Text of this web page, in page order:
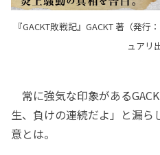
『GACKT敗戦記』GACKT 著（発行
ュアリ
常に強気な印象がある
生、負けの連続だよ」と漏ら
意とは。